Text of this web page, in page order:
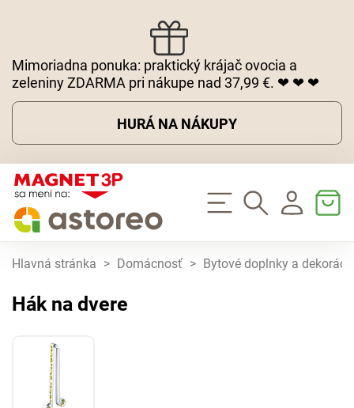
Mimoriadna ponuka: praktický krájač ovocia a
zeleniny ZDARMA pri nákupe nad 37,99 €. ❤ ❤ ❤
HURÁ NA NÁKUPY
Hlavná stránka > Domácnosť > Bytové doplnky a
Hák na dvere